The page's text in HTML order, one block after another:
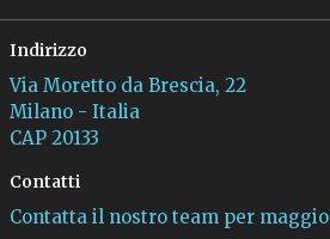
Indirizzo
Via Moretto da Brescia, 22
Milano - Italia
CAP 20133
Contatti
Contatta il nostro team per